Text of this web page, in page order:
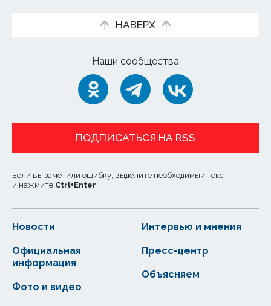
НАВЕРХ
Наши сообщества
ПОДПИСАТЬСЯ НА RSS
Если вы заметили ошибку, выделите необходимый текст
и нажмите Ctrl+Enter
Новости
Официальная
информация
Интервью и мнения
Фото и видео
Пресс-центр
Объясняем